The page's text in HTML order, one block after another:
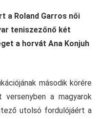
a Roland Garros női
teniszezőnő két
a horvát Ana Konjuh
második körére
a magyarok
utolsó fordulójáért a